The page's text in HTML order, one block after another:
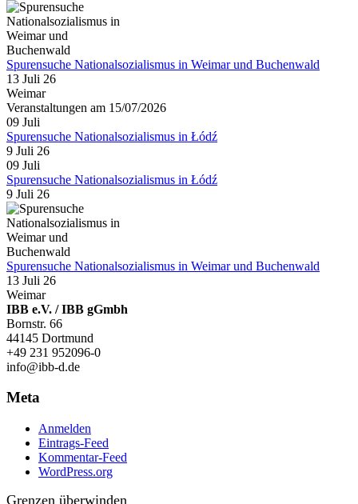
Spurensuche Nationalsozialismus in Weimar und Buchenwald
13 Juli 26
Weimar
Veranstaltungen am 15/07/2026
09 Juli
Spurensuche Nationalsozialismus in Łódź
9 Juli 26
09 Juli
Spurensuche Nationalsozialismus in Łódź
9 Juli 26
Spurensuche Nationalsozialismus in Weimar und Buchenwald
13 Juli 26
Weimar
IBB e.V. / IBB gGmbh
Bornstr. 66
44145 Dortmund
+49 231 952096-0
info@ibb-d.de
Meta
Anmelden
Eintrags-Feed
Kommentar-Feed
WordPress.org
Grenzen überwinden